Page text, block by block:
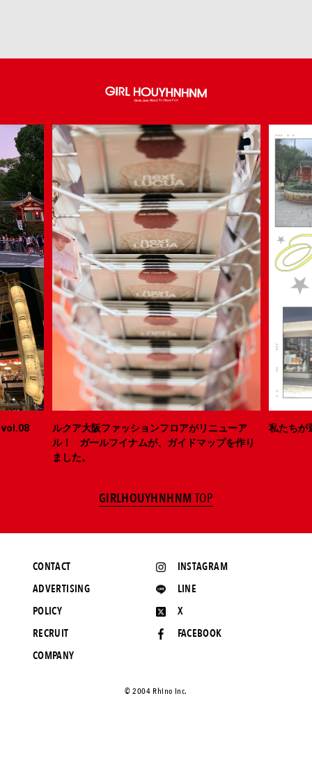
vol.08
ルクア大阪ファッションフロアがリニューア
ル！ ガールフイナムが、ガイドマップを作り
ました。
私たちが
GIRLHOUYHNHNM TOP
INSTAGRAM
LINE
X
FACEBOOK
CONTACT
ADVERTISING
POLICY
RECRUIT
COMPANY
©️ 2004 Rhino Inc.